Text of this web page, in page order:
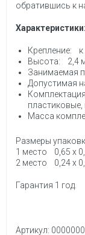
обратившись к
Характеристики:
Крепление: к
Высота: 2,4
Занимаемая
Допустимая
пластиковые,
Масса
Размеры
1 место 0,65 х
2 место 0,24 х
Гарантия 1 год.
Артикул: